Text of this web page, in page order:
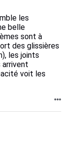
les
belle
sont à
des glissières
les joints
arrivent
voit les